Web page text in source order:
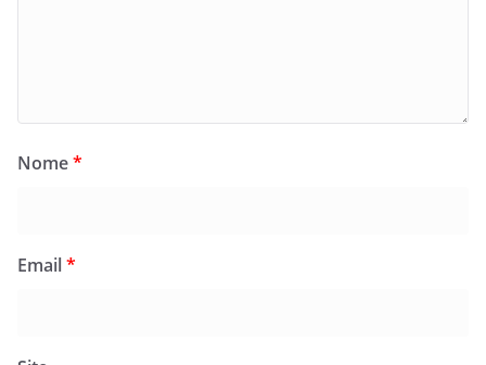
Nome*
Email*